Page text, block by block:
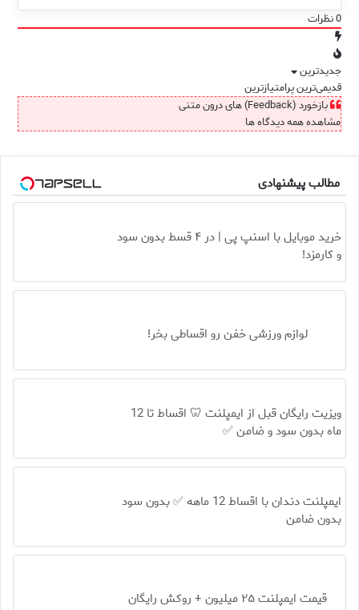
0نظرات
جدیدترین
قدیمی‌ترینپرامتیازترین
بازخورد (Feedback) های درون متنی
مشاهده همه دیدگاه ها
مطالب پیشنهادی
خرید موبایل با اسنپ پی | در ۴ قسط بدون سود
و کارمزد!
لوازم ورزشی خفن رو اقساطی بخر!
ویزیت رایگان قبل از ایمپلنت 🦷 اقساط تا 12
ماه بدون سود و ضامن ✅
ایمپلنت دندان با اقساط 12 ماهه ✅ بدون سود
بدون ضامن
قیمت ایمپلنت ۲۵ میلیون + روکش رایگان